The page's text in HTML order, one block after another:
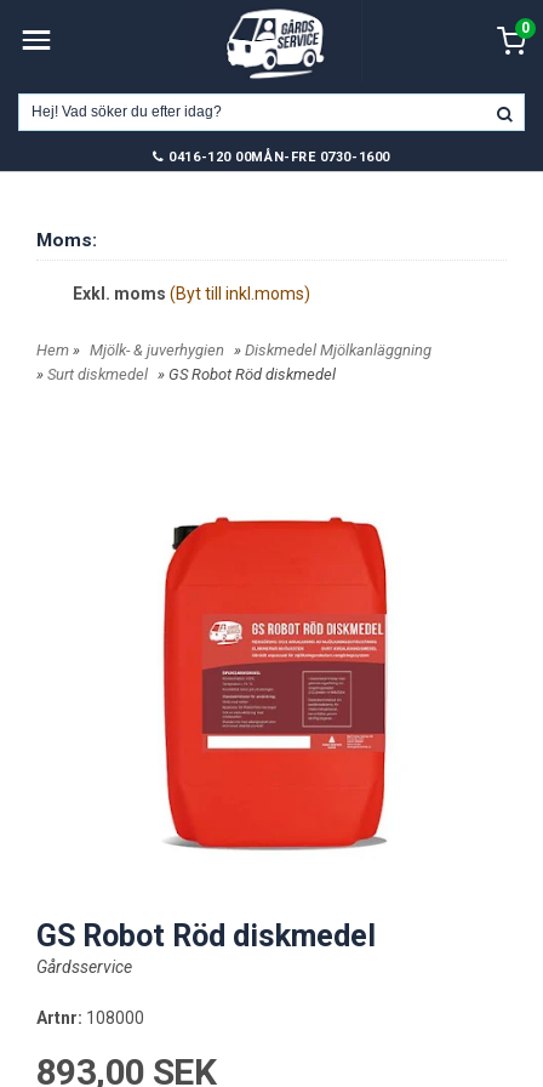
0
0416-120 00MÅN-FRE 0730-1600
Moms:
Exkl. moms (Byt till inkl.moms)
Hem » Mjölk- & juverhygien » Diskmedel Mjölkanläggning
» Surt diskmedel » GS Robot Röd diskmedel
GS Robot Röd diskmedel
Gårdsservice
Artnr: 108000
893,00 SEK